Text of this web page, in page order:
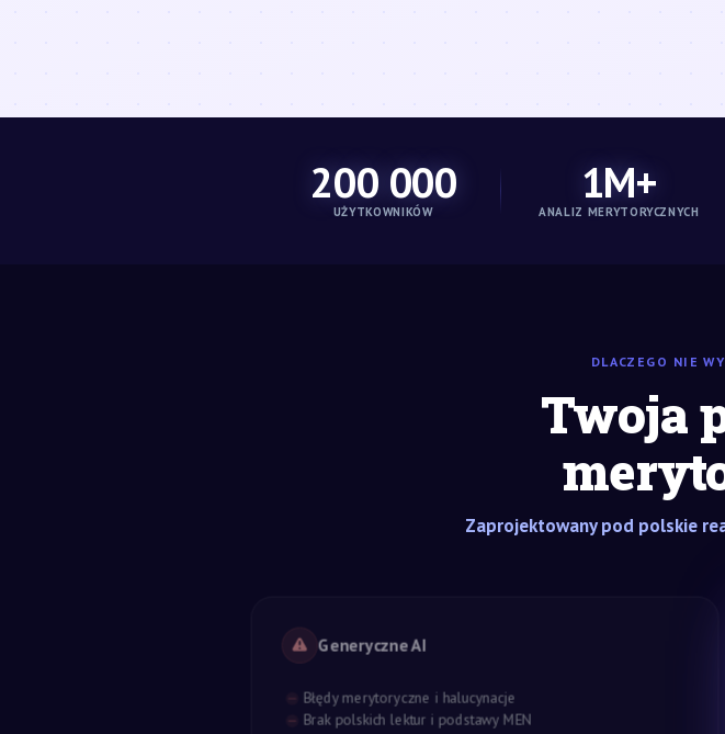
200 000
UŻYTKOWNIKÓW
1M+
ANALIZ MERYTORYCZNYCH
DLACZEGO NIE
Twoja
Zaprojektowany pod polskie
Generyczne AI
Błędy merytoryczne i halucynacje
Brak polskich lektur i podstawy MEN